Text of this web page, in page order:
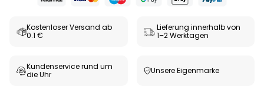
Kostenloser Versand ab
0.1 €
Lieferung innerhalb von
1–2 Werktagen
Kundenservice rund um
die Uhr
Unsere Eigenmarke